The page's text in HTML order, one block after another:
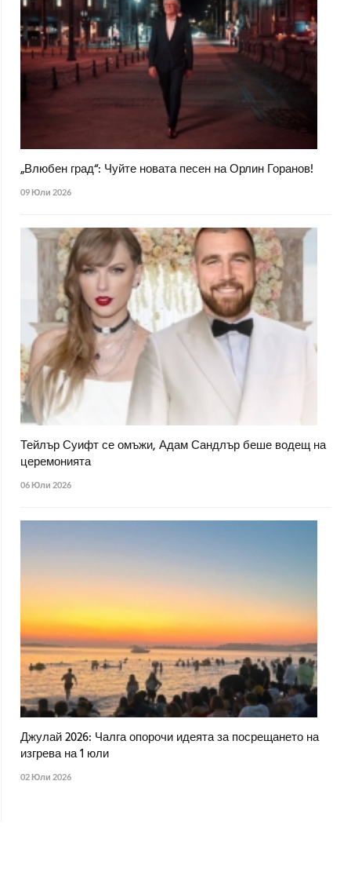
„Влюбен град“: Чуйте новата песен на Орлин Горанов!
09 Юли 2026
Тейлър Суифт се омъжи, Адам Сандлър беше водещ на
церемонията
06 Юли 2026
Джулай 2026: Чалга опорочи идеята за посрещането на
изгрева на 1 юли
02 Юли 2026